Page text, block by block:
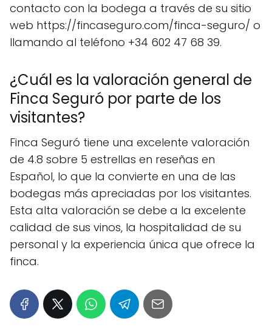
contacto con la bodega a través de su sitio
web https://fincaseguro.com/finca-seguro/ o
llamando al teléfono +34 602 47 68 39.
¿Cuál es la valoración general de
Finca Seguró por parte de los
visitantes?
Finca Seguró tiene una excelente valoración
de 4.8 sobre 5 estrellas en reseñas en
Español, lo que la convierte en una de las
bodegas más apreciadas por los visitantes.
Esta alta valoración se debe a la excelente
calidad de sus vinos, la hospitalidad de su
personal y la experiencia única que ofrece la
finca.